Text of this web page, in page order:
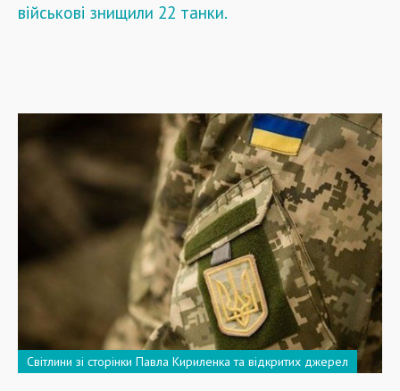
військові знищили 22 танки.
Світлини зі сторінки Павла Кириленка та відкритих джерел